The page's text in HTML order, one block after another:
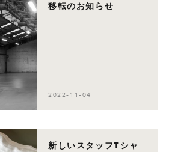
移転のお知らせ
2022-11-04
新しいスタッフTシャ